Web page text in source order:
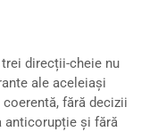
direcții-cheie nu
ale aceleiași
fără decizii
anticorupție și fără